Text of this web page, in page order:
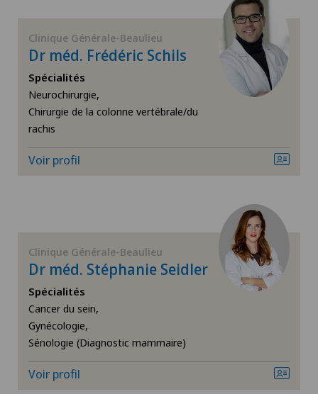
Cancer de la prostate (carcinome de la prostate)
Cancer du sein
Cardiologie
Chirurgie cervico-faciale
Chirurgie de la colonne vertébrale/du rachis
Chirurgie de la hanche
Chirurgie de la main
Clinique Générale-Beaulieu
Dr méd. Frédéric Schils
Spécialités
Neurochirurgie,
Chirurgie de la colonne vertébrale/du
rachis
Voir profil
Clinique Générale-Beaulieu
Dr méd. Stéphanie Seidler
Spécialités
Cancer du sein,
Gynécologie,
Sénologie (Diagnostic mammaire)
Voir profil